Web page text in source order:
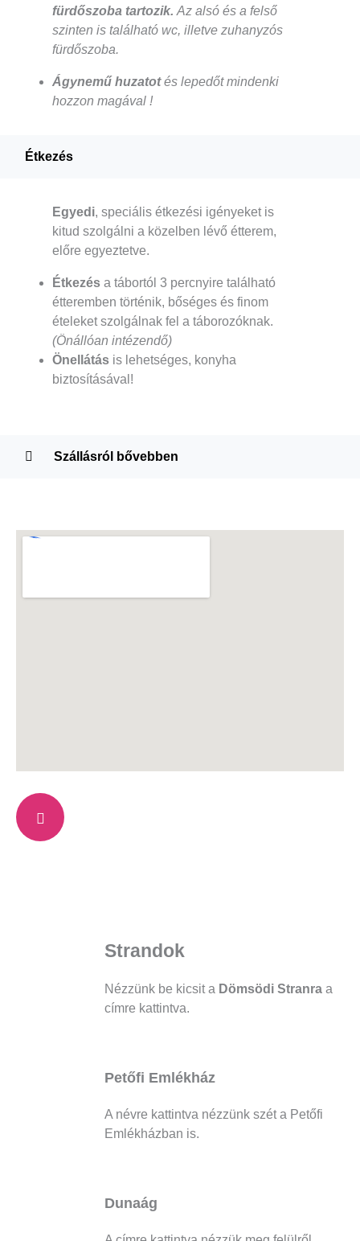
fürdőszoba tartozik. Az alsó és a felső
szinten is található wc, illetve zuhanyzós
fürdőszoba.
Ágynemű huzatotés lepedőt mindenki
hozzon magával !
Étkezés
Egyedi, speciális étkezési igényeket is
kitud szolgálni a közelben lévő étterem,
előre egyeztetve.
Étkezés a tábortól 3 percnyire található
étteremben történik, bőséges és finom
ételeket szolgálnak fel a táborozóknak.
(Önállóan intézendő)
Önellátás is lehetséges, konyha
biztosításával!
Szállásról bővebben
Strandok
Nézzünk be kicsit a Dömsödi Stranra a
címre kattintva.
Petőfi Emlékház
A névre kattintva nézzünk szét a Petőfi
Emlékházban is.
Dunaág